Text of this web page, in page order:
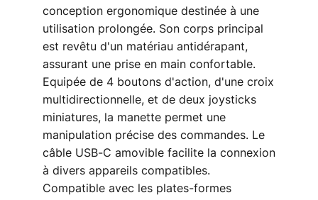
conception ergonomique destinée à une
utilisation prolongée. Son corps principal
est revêtu d'un matériau antidérapant,
assurant une prise en main confortable.
Equipée de 4 boutons d'action, d'une croix
multidirectionnelle, et de deux joysticks
miniatures, la manette permet une
manipulation précise des commandes. Le
câble USB-C amovible facilite la connexion
à divers appareils compatibles.
Compatible avec les plates-formes